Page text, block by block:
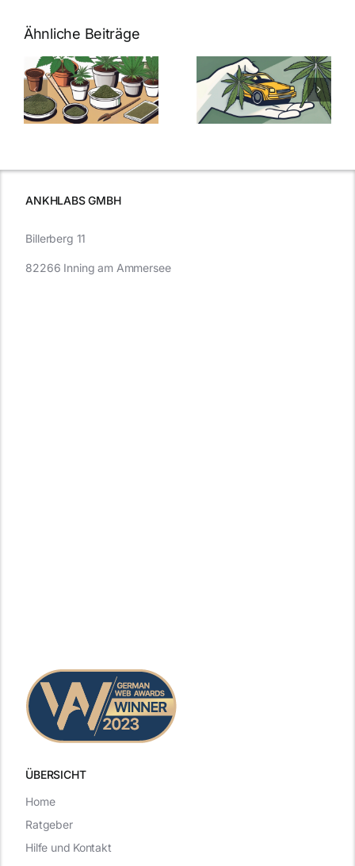
Ähnliche Beiträge
Neue THC-
Grenzwert-
Regelung:
Was Sie über
Cannabis und
müssen
Cannabis
Samen
kaufen: Alles
was Sie
ANKHLABS GMBH
ÜBERSICHT
Billerberg 11
82266 Inning am Ammersee
Home
Ratgeber
Hilfe und Kontakt